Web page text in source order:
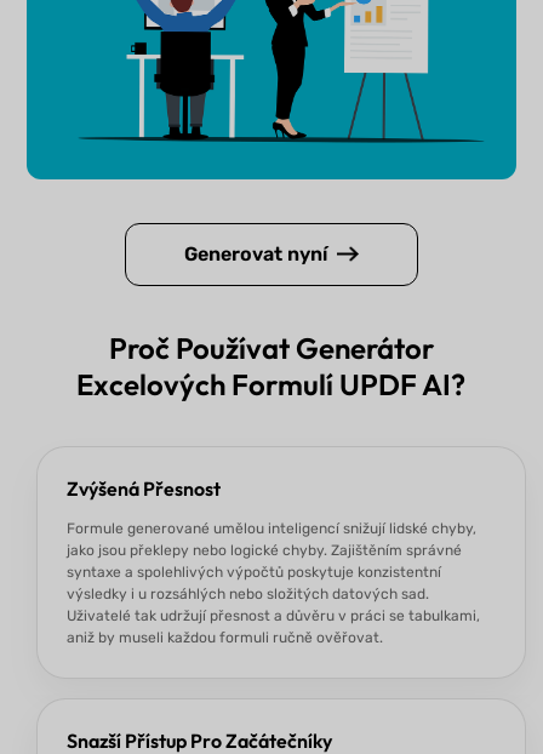
Generovat nyní
Proč Používat Generátor
Excelových Formulí UPDF AI?
Zvýšená Přesnost
Formule generované umělou inteligencí snižují lidské chyby,
jako jsou překlepy nebo logické chyby. Zajištěním správné
syntaxe a spolehlivých výpočtů poskytuje konzistentní
výsledky i u rozsáhlých nebo složitých datových sad.
Uživatelé tak udržují přesnost a důvěru v práci se tabulkami,
aniž by museli každou formuli ručně ověřovat.
Snazší Přístup Pro Začátečníky